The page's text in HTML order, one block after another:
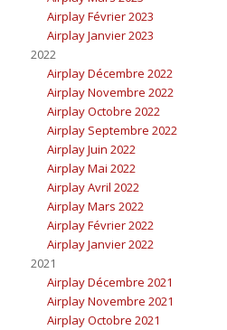
Airplay Février 2023
Airplay Janvier 2023
2022
Airplay Décembre 2022
Airplay Novembre 2022
Airplay Octobre 2022
Airplay Septembre 2022
Airplay Juin 2022
Airplay Mai 2022
Airplay Avril 2022
Airplay Mars 2022
Airplay Février 2022
Airplay Janvier 2022
2021
Airplay Décembre 2021
Airplay Novembre 2021
Airplay Octobre 2021